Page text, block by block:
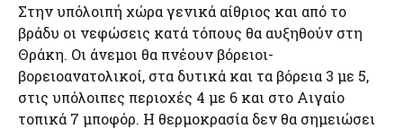
Στην υπόλοιπή χώρα γενικά αίθριος και από το
βράδυ οι νεφώσεις κατά τόπους θα αυξηθούν στη
Θράκη. Οι άνεμοι θα πνέουν βόρειοι-
βορειοανατολικοί, στα δυτικά και τα βόρεια 3 με 5,
στις υπόλοιπες περιοχές 4 με 6 και στο Αιγαίο
τοπικά 7 μποφόρ. Η θερμοκρασία δεν θα σημειώσει